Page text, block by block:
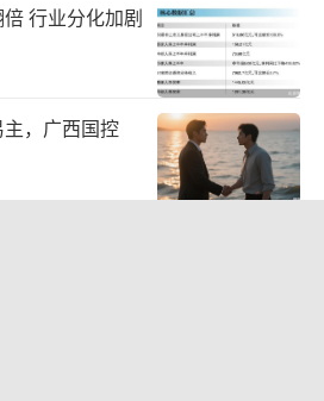
艺复杂，上市后尚需经过
可能导致商业化产量不及
HPV疫苗上市后的销售情况
及销售渠道等诸多因素影
情况存在不确定性。（责任编
行业分化加剧
，广西国控